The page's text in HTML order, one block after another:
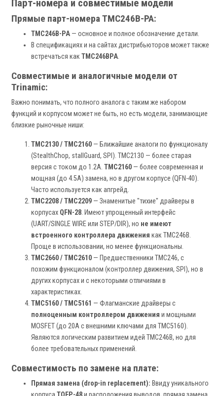
Парт-номера и совместимые модели
Прямые парт-номера TMC246B-PA:
TMC246B-PA — основное и полное обозначение детали.
В спецификациях и на сайтах дистрибьюторов может также
встречаться как TMC246BPA.
Совместимые и аналогичные модели от
Trinamic:
Важно понимать, что полного аналога с таким же набором
функций и корпусом может не быть, но есть модели, занимающие
близкие рыночные ниши:
TMC2130 / TMC2160 — Ближайшие аналоги по функционалу
(StealthChop, stallGuard, SPI). TMC2130 — более старая
версия с током до 1.2А. TMC2160 — более современная и
мощная (до 4.5А) замена, но в другом корпусе (QFN-40).
Часто используется как апгрейд.
TMC2208 / TMC2209 — Знаменитые "тихие" драйверы в
корпусах QFN-28. Имеют упрощенный интерфейс
(UART/SINGLE WIRE или STEP/DIR), но не имеют
встроенного контроллера движения как TMC246B.
Проще в использовании, но менее функциональны.
TMC2660 / TMC2610 — Предшественники TMC246, с
похожим функционалом (контроллер движения, SPI), но в
других корпусах и с некоторыми отличиями в
характеристиках.
TMC5160 / TMC5161 — Флагманские драйверы с
полноценным контроллером движения и мощными
MOSFET (до 20А с внешними ключами для TMC5160).
Являются логическим развитием идей TMC246B, но для
более требовательных применений.
Совместимость по замене на плате:
Прямая замена (drop-in replacement): Ввиду уникального